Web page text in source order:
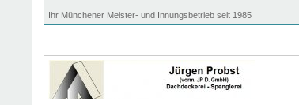
Ihr Münchener Meister- und Innungsbetrieb seit 1985